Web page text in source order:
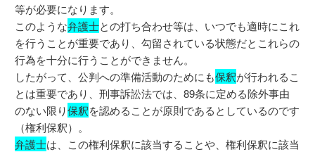
等が必要になります。
このような弁護士との打ち合わせ等は、いつでも適時にこれ
を行うことが重要であり、勾留されている状態だとこれらの
行為を十分に行うことができません。
したがって、公判への準備活動のためにも保釈が行われるこ
とは重要であり、刑事訴訟法では、89条に定める除外事由
のない限り保釈を認めることが原則であるとしているのです
（権利保釈）。
弁護士は、この権利保釈に該当することや、権利保釈に該当